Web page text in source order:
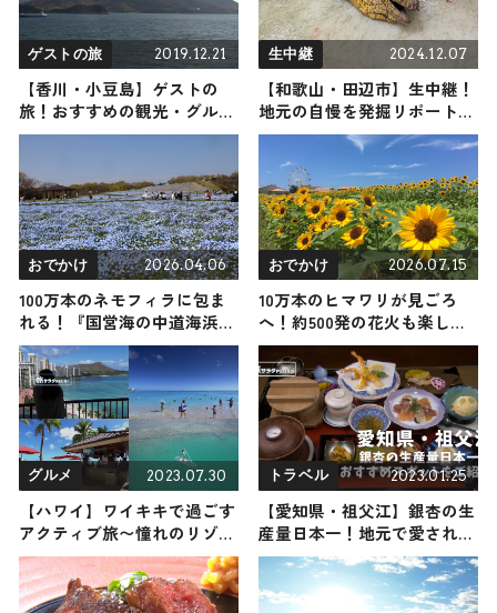
ゲストの旅 2019.12.21
【香川・小豆島】ゲストの
旅！おすすめの観光・グルメ
をご紹介
生中継 2024.12.07
【和歌山・田辺市】生中継！
地元の自慢を発掘リポート
2024年12月7日放送
おでかけ 2026.04.06
100万本のネモフィラに包ま
れる！『国営海の中道海浜公
園』の青い絶景が見ごろ / 福
岡
おでかけ 2026.07.15
10万本のヒマワリが見ごろ
へ！約500発の花火も楽しめ
る横須賀「ソレイユの丘」の
夏限定イベント、7/17から開
催｜神奈川県
グルメ 2023.07.30
【ハワイ】ワイキキで過ごす
アクティブ旅〜憧れのリゾー
トホテル・話題のSUPやメガ
盛りステーキをご紹介！〜
トラベル 2023.01.25
【愛知県・祖父江】銀杏の生
産量日本一！地元で愛される
おすすめスポットをご紹介